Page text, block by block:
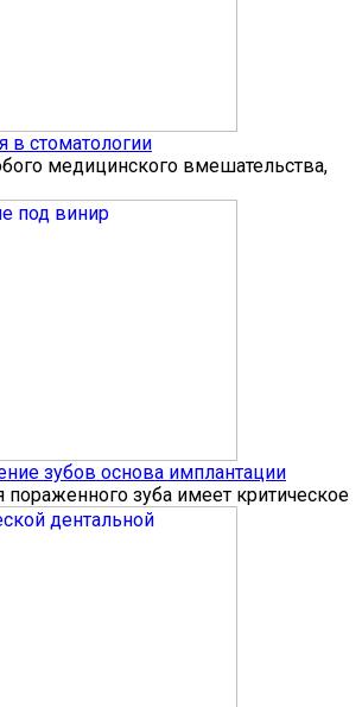
в стоматологии
медицинского вмешательства,
зубов основа имплантации
пораженного зуба имеет критическое